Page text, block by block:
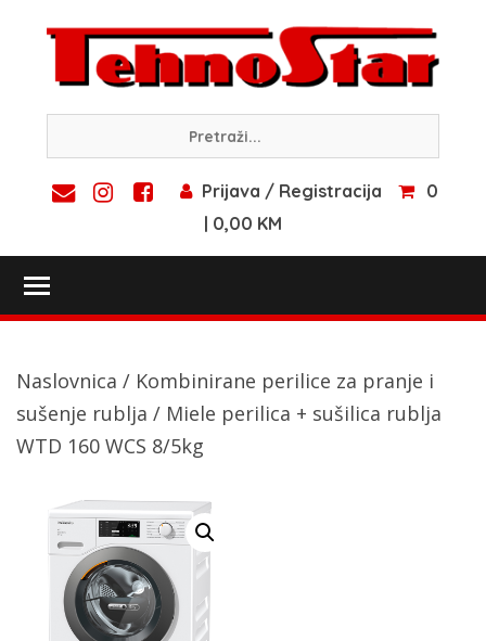
content
Prijava / Registracija
0
| 0,00 KM
Naslovnica / Kombinirane perilice za pranje i
sušenje rublja / Miele perilica + sušilica rublja
WTD 160 WCS 8/5kg